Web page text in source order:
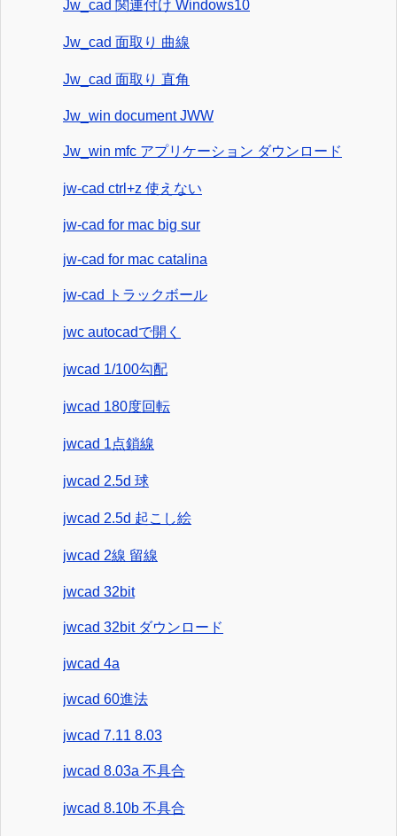
Jw_cad 関連付け Windows10
Jw_cad 面取り 曲線
Jw_cad 面取り 直角
Jw_win document JWW
Jw_win mfc アプリケーション ダウンロード
jw-cad ctrl+z 使えない
jw-cad for mac big sur
jw-cad for mac catalina
jw-cad トラックボール
jwc autocadで開く
jwcad 1/100勾配
jwcad 180度回転
jwcad 1点鎖線
jwcad 2.5d 球
jwcad 2.5d 起こし絵
jwcad 2線 留線
jwcad 32bit
jwcad 32bit ダウンロード
jwcad 4a
jwcad 60進法
jwcad 7.11 8.03
jwcad 8.03a 不具合
jwcad 8.10b 不具合